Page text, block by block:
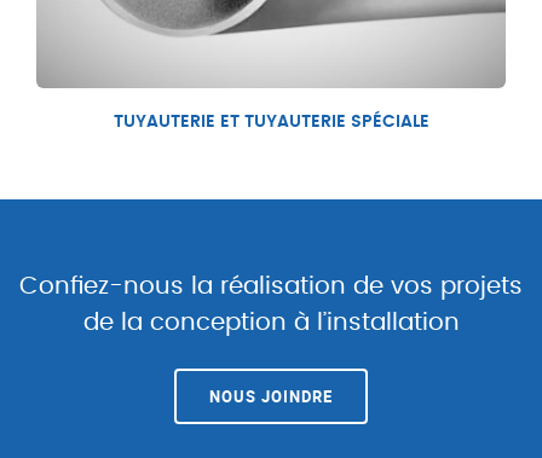
TUYAUTERIE ET TUYAUTERIE SPÉCIALE
Confiez-nous la réalisation de vos projets
de la conception à l’installation
NOUS JOINDRE